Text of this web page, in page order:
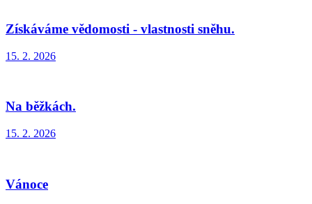
Získáváme vědomosti - vlastnosti sněhu.
15. 2. 2026
Na běžkách.
15. 2. 2026
Vánoce